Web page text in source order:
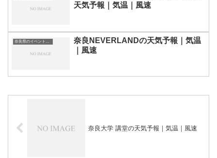
天気予報｜気温｜風速
奈良NEVERLANDの天気予報｜気温
｜風速
奈良大学 講堂の天気予報｜気温｜風速